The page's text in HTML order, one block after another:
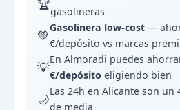
gasolineras
💚Gasolinera low-cost —
€/depósito vs marcas
💡En Almoradi puedes
€/depósito eligiendo bien
🌙Las 24h en Alicante son un
de media